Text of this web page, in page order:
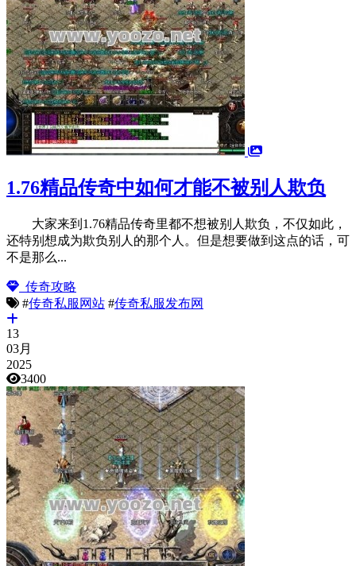
1.76精品传奇中如何才能不被别人欺负
大家来到1.76精品传奇里都不想被别人欺负，不仅如此，
还特别想成为欺负别人的那个人。但是想要做到这点的话，可
不是那么...
传奇攻略
#传奇私服网站 #传奇私服发布网
13
03月
2025
3400